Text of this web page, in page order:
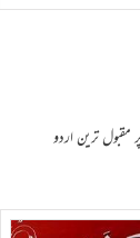
ترین اردو